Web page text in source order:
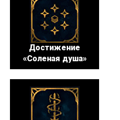
Достижение
«Соленая душа»